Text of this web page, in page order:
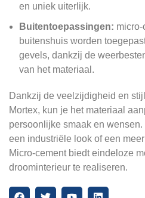
en uniek uiterlijk.
Buitentoepassingen:
buitenshuis worden
gevels, dankzij de
van het materiaal.
Dankzij de veelzijdigheid en
Mortex, kun je het materiaal
persoonlijke smaak en
een industriële look of een
Micro-cement biedt eindeloze
droominterieur te realiseren.